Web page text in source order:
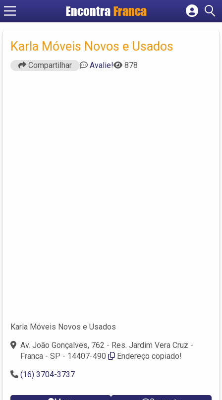
Encontra Franca
Cadastrar empresa
Criar conta
Karla Móveis Novos e Usados
Compartilhar Avalie! 878
Karla Móveis Novos e Usados
Av. João Gonçalves, 762 - Res. Jardim Vera Cruz -
Franca - SP - 14407-490
Endereço copiado!
(16) 3704-3737